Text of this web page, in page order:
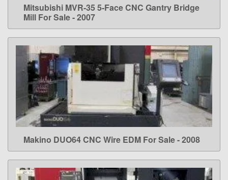
LEARN MORE
Mitsubishi MVR-35 5-Face CNC Gantry Bridge
Mill For Sale - 2007
LEARN MORE
Makino DUO64 CNC Wire EDM For Sale - 2008